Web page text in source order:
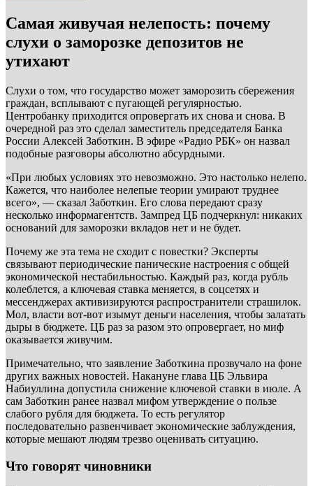
Самая живучая нелепость: почему
слухи о заморозке депозитов не
утихают
Слухи о том, что государство может заморозить сбережения
граждан, всплывают с пугающей регулярностью.
Центробанку приходится опровергать их снова и снова. В
очередной раз это сделал заместитель председателя Банка
России Алексей Заботкин. В эфире «Радио РБК» он назвал
подобные разговоры абсолютно абсурдными.
«При любых условиях это невозможно. Это настолько нелепо.
Кажется, что наиболее нелепые теории умирают труднее
всего», — сказал Заботкин. Его слова передают сразу
несколько информагентств. Зампред ЦБ подчеркнул: никаких
оснований для заморозки вкладов нет и не будет.
Почему же эта тема не сходит с повестки? Эксперты
связывают периодические панические настроения с общей
экономической нестабильностью. Каждый раз, когда рубль
колеблется, а ключевая ставка меняется, в соцсетях и
мессенджерах активизируются распространители страшилок.
Мол, власти вот-вот изымут деньги населения, чтобы залатать
дыры в бюджете. ЦБ раз за разом это опровергает, но миф
оказывается живучим.
Примечательно, что заявление Заботкина прозвучало на фоне
других важных новостей. Накануне глава ЦБ Эльвира
Набиуллина допустила снижение ключевой ставки в июле. А
сам Заботкин ранее назвал мифом утверждение о пользе
слабого рубля для бюджета. То есть регулятор
последовательно развенчивает экономические заблуждения,
которые мешают людям трезво оценивать ситуацию.
Что говорят чиновники